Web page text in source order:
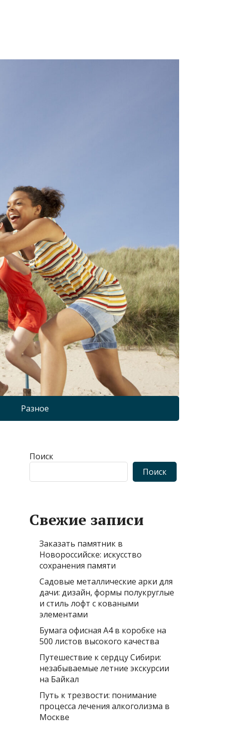
Разное
Поиск
Поиск
Свежие записи
Заказать памятник в
Новороссийске: искусство
сохранения памяти
Садовые металлические арки для
дачи: дизайн, формы полукруглые
и стиль лофт с коваными
элементами
Бумага офисная А4 в коробке на
500 листов высокого качества
Путешествие к сердцу Сибири:
незабываемые летние экскурсии
на Байкал
Путь к трезвости: понимание
процесса лечения алкоголизма в
Москве